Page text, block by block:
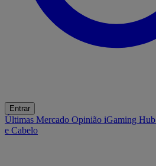
Entrar
Últimas Mercado Opinião iGaming Hub
e Cabelo